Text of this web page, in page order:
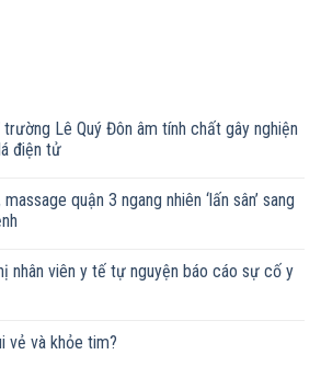
Lê Quý Đôn âm tính chất gây nghiện
điện tử
quận 3 ngang nhiên ‘lấn sân’ sang
nhân viên y tế tự nguyện báo cáo sự cố y
vẻ và khỏe tim?